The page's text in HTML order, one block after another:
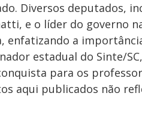
Diversos deputados,
e o líder do governo
enfatizando a
estadual do Sinte/
para os
aqui publicados não